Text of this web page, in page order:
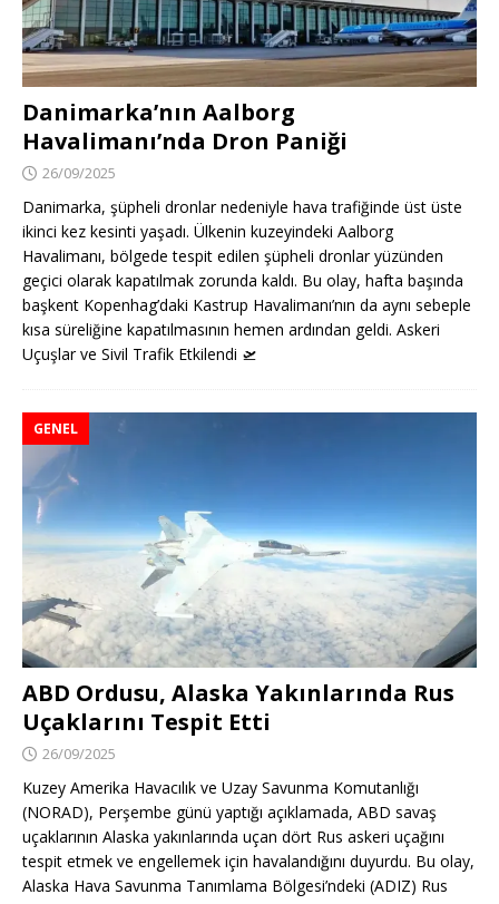
Danimarka’nın Aalborg
Havalimanı’nda Dron Paniği
26/09/2025
Danimarka, şüpheli dronlar nedeniyle hava trafiğinde üst üste
ikinci kez kesinti yaşadı. Ülkenin kuzeyindeki Aalborg
Havalimanı, bölgede tespit edilen şüpheli dronlar yüzünden
geçici olarak kapatılmak zorunda kaldı. Bu olay, hafta başında
başkent Kopenhag’daki Kastrup Havalimanı’nın da aynı sebeple
kısa süreliğine kapatılmasının hemen ardından geldi. Askeri
Uçuşlar ve Sivil Trafik Etkilendi 🛫
GENEL
ABD Ordusu, Alaska Yakınlarında Rus
Uçaklarını Tespit Etti
26/09/2025
Kuzey Amerika Havacılık ve Uzay Savunma Komutanlığı
(NORAD), Perşembe günü yaptığı açıklamada, ABD savaş
uçaklarının Alaska yakınlarında uçan dört Rus askeri uçağını
tespit etmek ve engellemek için havalandığını duyurdu. Bu olay,
Alaska Hava Savunma Tanımlama Bölgesi’ndeki (ADIZ) Rus